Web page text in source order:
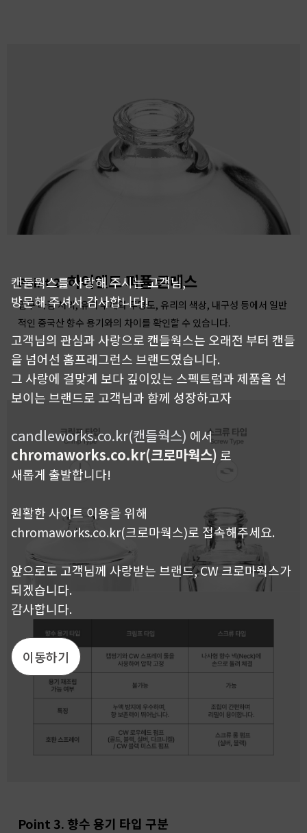
Point 2.하이엔드 퍼퓸 글래스
입구 마감 처리, 유리 두께와 투명도, 유리의 색상, 내구성 등에서 일반
적인 중국산 향수 용기와의 차이를 확인할 수 있습니다.
Point 3. 향수 용기 타입 구분
캔들웍스를 사랑해 주시는 고객님,
방문해 주셔서 감사합니다!
고객님의 관심과 사랑으로 캔들웍스는 오래전 부터 캔들
을 넘어선 홈프래그런스 브랜드였습니다.
그 사랑에 걸맞게 보다 깊이있는 스펙트럼과 제품을 선
보이는 브랜드로 고객님과 함께 성장하고자
candleworks.co.kr(캔들웍스) 에서
chromaworks.co.kr(크로마웍스) 로
새롭게 출발합니다!
원활한 사이트 이용을 위해
chromaworks.co.kr(크로마웍스)로 접속해주세요.
앞으로도 고객님께 사랑받는 브랜드, CW 크로마웍스가
되겠습니다.
감사합니다.
이동하기